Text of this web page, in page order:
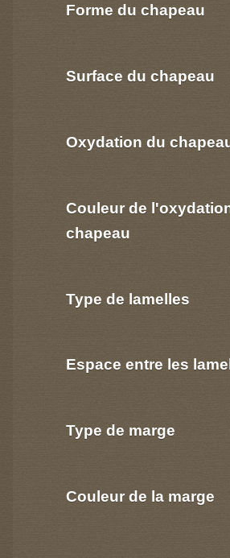
Forme du chapeau
Surface du chapeau
Oxydation du
Couleur de
chapeau
Type de lamelles
Espace entre les
Type de marge
Couleur de la marge